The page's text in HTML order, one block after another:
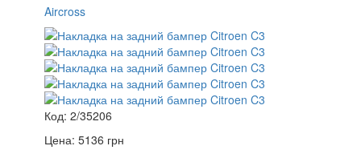
Aircross
Код: 2/35206
Цена: 5136 грн